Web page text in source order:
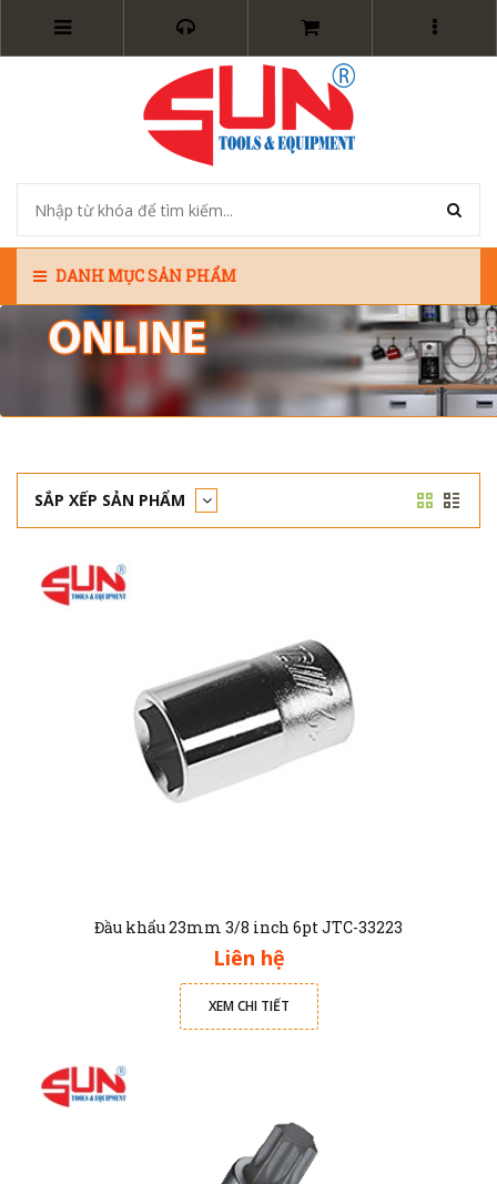
DANH MỤC SẢN PHẨM
SẮP XẾP SẢN PHẨM
Đầu khẩu 23mm 3/8 inch 6pt JTC-33223
Liên hệ
XEM CHI TIẾT